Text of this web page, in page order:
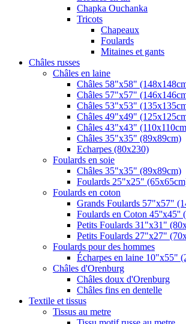
Chapka Ouchanka
Tricots
Chapeaux
Foulards
Mitaines et gants
Châles russes
Châles en laine
Châles 58"x58"
Châles 57"x57"
Châles 53"x53"
Châles 49"x49"
Châles 43"x43"
Châles 35"x35" (89x89cm)
Echarpes (80х230)
Foulards en soie
Châles 35"x35" (89x89cm)
Foulards 25"x25"
Foulards en coton
Grands Foulards 57"x57"
Foulards en Coton 45''x45''
Petits Foulards 31"x31"
Petits Foulards 27"x27"
Foulards pour des hommes
Écharpes en laine 10"x55"
Châles d'Orenburg
Châles doux d'Orenburg
Châles fins en dentelle
Textile et tissus
Tissus au metre